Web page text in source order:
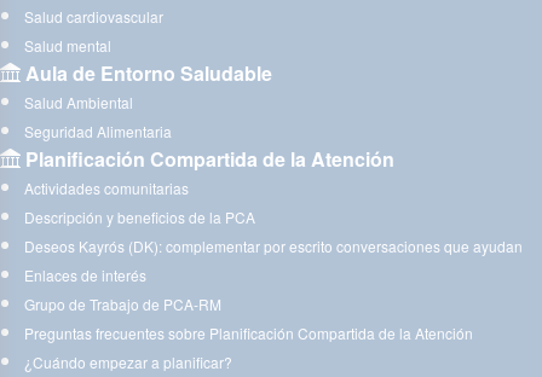
Salud cardiovascular
Salud mental
Aula de Entorno Saludable
Salud Ambiental
Seguridad Alimentaria
Planificación Compartida de la Atención
Actividades comunitarias
Descripción y beneficios de la PCA
Deseos Kayrós (DK): complementar por escrito conversaciones que ayudan
Enlaces de interés
Grupo de Trabajo de PCA-RM
Preguntas frecuentes sobre Planificación Compartida de la Atención
¿Cuándo empezar a planificar?